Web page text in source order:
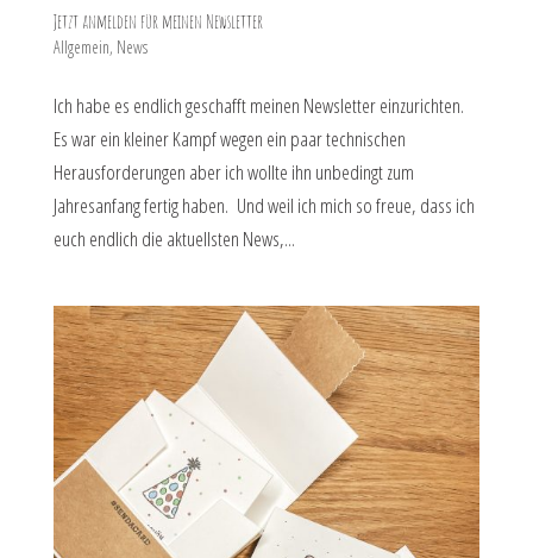
Jetzt anmelden für meinen Newsletter
Allgemein, News
Ich habe es endlich geschafft meinen Newsletter einzurichten.
Es war ein kleiner Kampf wegen ein paar technischen
Herausforderungen aber ich wollte ihn unbedingt zum
Jahresanfang fertig haben. Und weil ich mich so freue, dass ich
euch endlich die aktuellsten News,...